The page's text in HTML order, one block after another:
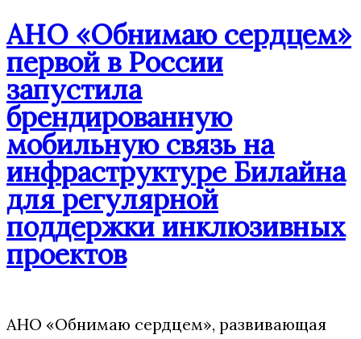
АНО «Обнимаю сердцем»
первой в России
запустила
брендированную
мобильную связь на
инфраструктуре Билайна
для регулярной
поддержки инклюзивных
проектов
АНО «Обнимаю сердцем», развивающая